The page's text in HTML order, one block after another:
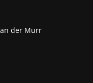
der Murr